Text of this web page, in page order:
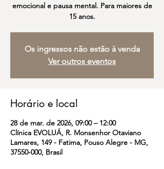
emocional e pausa mental. Para maiores de
Os ingressos não estão à venda
Ver outros eventos
Horário e local
28 de mar. de 2026, 09:00 – 12:00
Clínica EVOLUÁ, R. Monsenhor Otaviano
Lamares, 149 - Fatima, Pouso Alegre - MG,
37550-000, Brasil